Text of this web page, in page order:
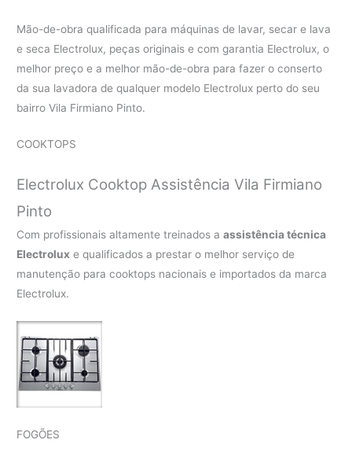
Mão-de-obra qualificada para máquinas de lavar, secar e lava
e seca Electrolux, peças originais e com garantia Electrolux, o
melhor preço e a melhor mão-de-obra para fazer o conserto
da sua lavadora de qualquer modelo Electrolux perto do seu
bairro Vila Firmiano Pinto.
COOKTOPS
Electrolux Cooktop Assistência Vila Firmiano
Pinto
Com profissionais altamente treinados aassistência técnica
Electrolux e qualificados a prestar o melhor serviço de
manutenção para cooktops nacionais e importados da marca
Electrolux.
FOGÕES